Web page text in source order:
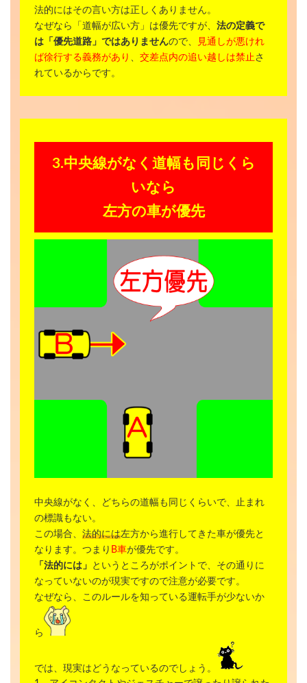
法的にはその言い方は正しくありません。
なぜなら「道幅が広い方」は優先ですが、 法の定義で
は「優先道路」ではありませんので、
見通しが悪けれ
ば徐行する義務があり
交差点内の追い越しは禁止 さ
れているからです。
3.中央線がなく道幅も同じくら
いなら
左方の車が優先
中央線がなく、どちらの道幅も同じくらいで、止まれ
の標識もない。
この場合、 法的には左方から進行してきた車が優先と
なります。つまり B車が優先です。
「法的には」
というところがポイントで、その通りに
なっていないのが現実ですので注意が必要です。
なぜなら、このルールを知っている運転手が少ないか
ら
では、現実はどうなっているのでしょう。